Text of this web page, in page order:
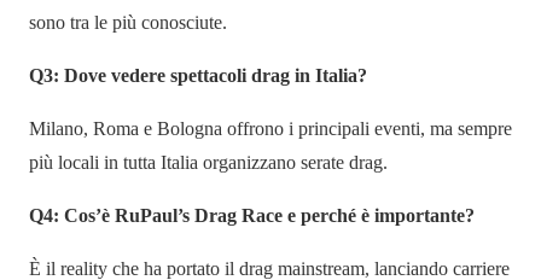
sono tra le più conosciute.
Q3: Dove vedere spettacoli drag in Italia?
Milano, Roma e Bologna offrono i principali eventi, ma sempre
più locali in tutta Italia organizzano serate drag.
Q4: Cos’è RuPaul’s Drag Race e perché è importante?
È il reality che ha portato il drag mainstream, lanciando carriere